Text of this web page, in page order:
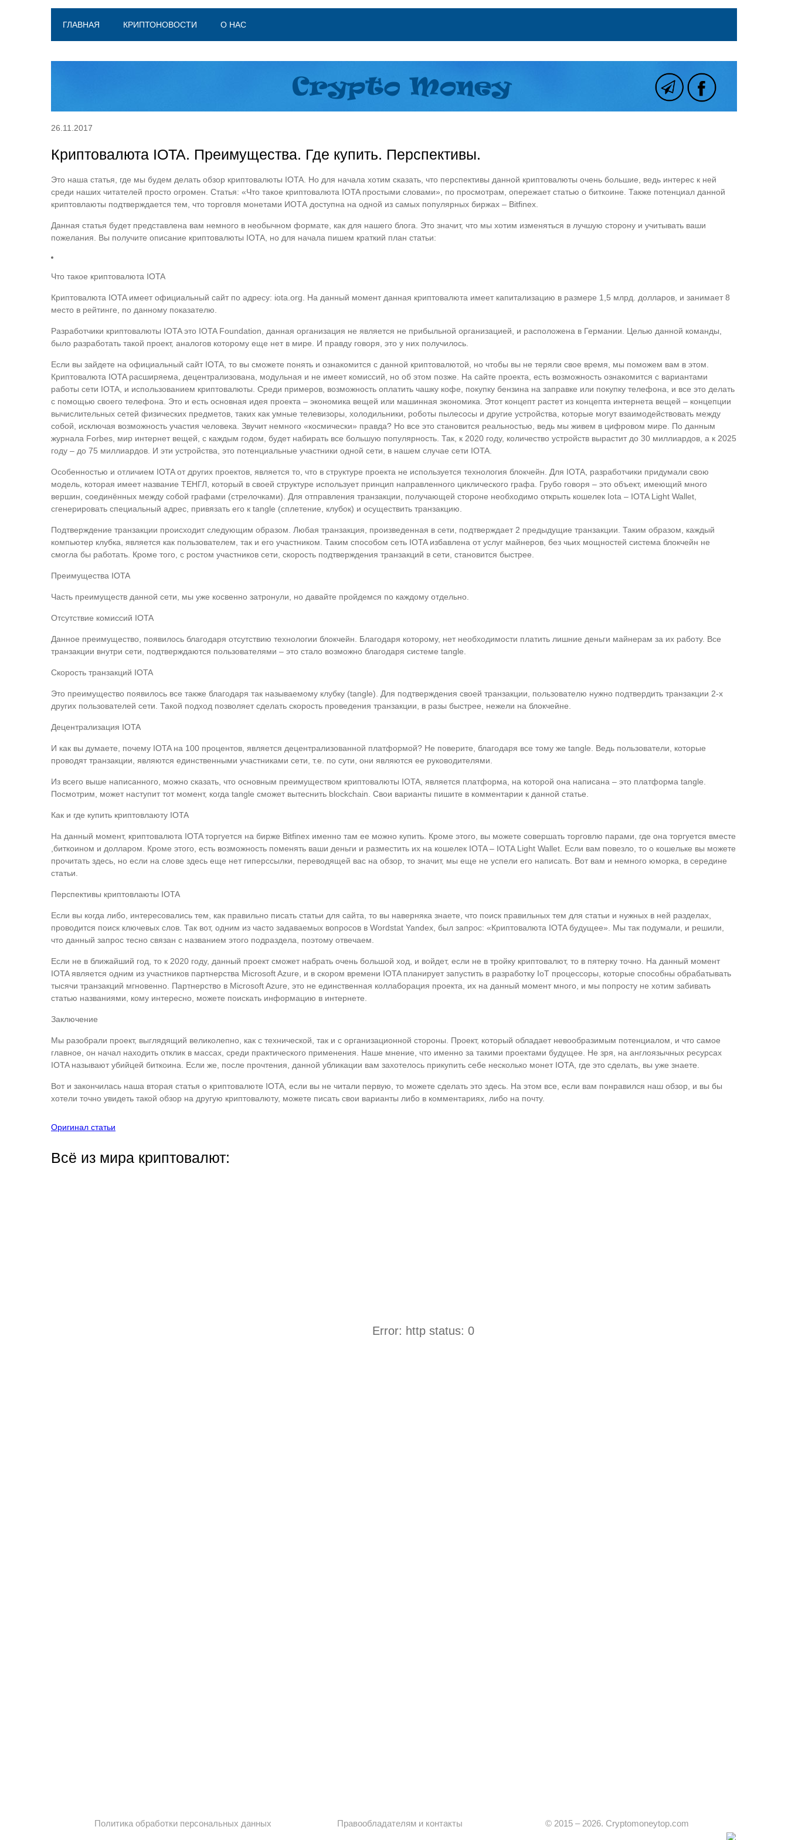
ГЛАВНАЯ КРИПТОНОВОСТИ О НАС
26.11.2017
Криптовалюта IOTA. Преимущества. Где купить. Перспективы.
Это наша статья, где мы будем делать обзор криптовалюты IOTA. Но для начала хотим сказать, что перспективы данной криптовалюты очень большие, ведь интерес к ней
среди наших читателей просто огромен. Статья: «Что такое криптовалюта IOTA простыми словами», по просмотрам, опережает статью о биткоине. Также потенциал данной
криптовлаюты подтверждается тем, что торговля монетами ИОТА доступна на одной из самых популярных биржах – Bitfinex.
Данная статья будет представлена вам немного в необычном формате, как для нашего блога. Это значит, что мы хотим изменяться в лучшую сторону и учитывать ваши
пожелания. Вы получите описание криптовалюты IOTA, но для начала пишем краткий план статьи:
Что такое криптовалюта IOTA
Криптовалюта IOTA имеет официальный сайт по адресу: iota.org. На данный момент данная криптовалюта имеет капитализацию в размере 1,5 млрд. долларов, и занимает 8
место в рейтинге, по данному показателю.
Разработчики криптовалюты IOTA это IOTA Foundation, данная организация не является не прибыльной организацией, и расположена в Германии. Целью данной команды,
было разработать такой проект, аналогов которому еще нет в мире. И правду говоря, это у них получилось.
Если вы зайдете на официальный сайт IOTA, то вы сможете понять и ознакомится с данной криптовалютой, но чтобы вы не теряли свое время, мы поможем вам в этом.
Криптовалюта IOTA расширяема, децентрализована, модульная и не имеет комиссий, но об этом позже. На сайте проекта, есть возможность ознакомится с вариантами
работы сети IOTA, и использованием криптовалюты. Среди примеров, возможность оплатить чашку кофе, покупку бензина на заправке или покупку телефона, и все это делать
с помощью своего телефона. Это и есть основная идея проекта – экономика вещей или машинная экономика. Этот концепт растет из концепта интернета вещей – концепции
вычислительных сетей физических предметов, таких как умные телевизоры, холодильники, роботы пылесосы и другие устройства, которые могут взаимодействовать между
собой, исключая возможность участия человека. Звучит немного «космически» правда? Но все это становится реальностью, ведь мы живем в цифровом мире. По данным
журнала Forbes, мир интернет вещей, с каждым годом, будет набирать все большую популярность. Так, к 2020 году, количество устройств вырастит до 30 миллиардов, а к 2025
году – до 75 миллиардов. И эти устройства, это потенциальные участники одной сети, в нашем случае сети IOTA.
Особенностью и отличием IOTA от других проектов, является то, что в структуре проекта не используется технология блокчейн. Для IOTA, разработчики придумали свою
модель, которая имеет название ТЕНГЛ, который в своей структуре использует принцип направленного циклического графа. Грубо говоря – это объект, имеющий много
вершин, соединённых между собой графами (стрелочками). Для отправления транзакции, получающей стороне необходимо открыть кошелек Iota – IOTA Light Wallet,
сгенерировать специальный адрес, привязать его к tangle (сплетение, клубок) и осуществить транзакцию.
Подтверждение транзакции происходит следующим образом. Любая транзакция, произведенная в сети, подтверждает 2 предыдущие транзакции. Таким образом, каждый
компьютер клубка, является как пользователем, так и его участником. Таким способом сеть IOTA избавлена от услуг майнеров, без чьих мощностей система блокчейн не
смогла бы работать. Кроме того, с ростом участников сети, скорость подтверждения транзакций в сети, становится быстрее.
Преимущества IOTA
Часть преимуществ данной сети, мы уже косвенно затронули, но давайте пройдемся по каждому отдельно.
Отсутствие комиссий IOTA
Данное преимущество, появилось благодаря отсутствию технологии блокчейн. Благодаря которому, нет необходимости платить лишние деньги майнерам за их работу. Все
транзакции внутри сети, подтверждаются пользователями – это стало возможно благодаря системе tangle.
Скорость транзакций IOTA
Это преимущество появилось все также благодаря так называемому клубку (tangle). Для подтверждения своей транзакции, пользователю нужно подтвердить транзакции 2-х
других пользователей сети. Такой подход позволяет сделать скорость проведения транзакции, в разы быстрее, нежели на блокчейне.
Децентрализация IOTA
И как вы думаете, почему IOTA на 100 процентов, является децентрализованной платформой? Не поверите, благодаря все тому же tangle. Ведь пользователи, которые
проводят транзакции, являются единственными участниками сети, т.е. по сути, они являются ее руководителями.
Из всего выше написанного, можно сказать, что основным преимуществом криптовалюты IOTA, является платформа, на которой она написана – это платформа tangle.
Посмотрим, может наступит тот момент, когда tangle сможет вытеснить blockchain. Свои варианты пишите в комментарии к данной статье.
Как и где купить криптовлаюту IOTA
На данный момент, криптовалюта IOTA торгуется на бирже Bitfinex именно там ее можно купить. Кроме этого, вы можете совершать торговлю парами, где она торгуется вместе
,биткоином и долларом. Кроме этого, есть возможность поменять ваши деньги и разместить их на кошелек IOTA – IOTA Light Wallet. Если вам повезло, то о кошельке вы можете
прочитать здесь, но если на слове здесь еще нет гиперссылки, переводящей вас на обзор, то значит, мы еще не успели его написать. Вот вам и немного юморка, в середине
статьи.
Перспективы криптовлаюты IOTA
Если вы когда либо, интересовались тем, как правильно писать статьи для сайта, то вы наверняка знаете, что поиск правильных тем для статьи и нужных в ней разделах,
проводится поиск ключевых слов. Так вот, одним из часто задаваемых вопросов в Wordstat Yandex, был запрос: «Криптовалюта IOTA будущее». Мы так подумали, и решили,
что данный запрос тесно связан с названием этого подраздела, поэтому отвечаем.
Если не в ближайший год, то к 2020 году, данный проект сможет набрать очень большой ход, и войдет, если не в тройку криптовалют, то в пятерку точно. На данный момент
IOTA является одним из участников партнерства Microsoft Azure, и в скором времени IOTA планирует запустить в разработку IoT процессоры, которые способны обрабатывать
тысячи транзакций мгновенно. Партнерство в Microsoft Azure, это не единственная коллаборация проекта, их на данный момент много, и мы попросту не хотим забивать
статью названиями, кому интересно, можете поискать информацию в интернете.
Заключение
Мы разобрали проект, выглядящий великолепно, как с технической, так и с организационной стороны. Проект, который обладает невообразимым потенциалом, и что самое
главное, он начал находить отклик в массах, среди практического применения. Наше мнение, что именно за такими проектами будущее. Не зря, на англоязычных ресурсах
IOTA называют убийцей биткоина. Если же, после прочтения, данной убликации вам захотелось прикупить себе несколько монет IOTA, где это сделать, вы уже знаете.
Вот и закончилась наша вторая статья о криптовалюте IOTA, если вы не читали первую, то можете сделать это здесь. На этом все, если вам понравился наш обзор, и вы бы
хотели точно увидеть такой обзор на другую криптовалюту, можете писать свои варианты либо в комментариях, либо на почту.
Оригинал статьи
Всё из мира криптовалют:
Error: http status: 0
Политика обработки персональных данных Правообладателям и контакты © 2015 – 2026. Cryptomoneytop.com